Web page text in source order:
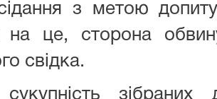
з метою
це, сторона
свідка.
зібраних